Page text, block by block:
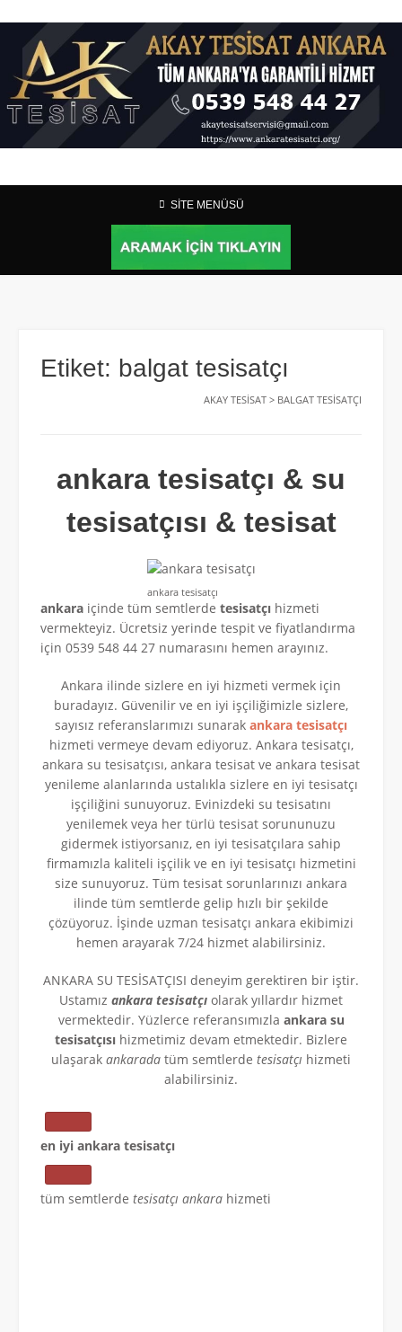
SİTE MENÜSÜ
Etiket: balgat tesisatçı
AKAY TESISAT > BALGAT TESISATÇI
ankara tesisatçı & su
tesisatçısı & tesisat
ankara tesisatçı
ankara içinde tüm semtlerde tesisatçı hizmeti
vermekteyiz. Ücretsiz yerinde tespit ve fiyatlandırma
için 0539 548 44 27 numarasını hemen arayınız.
Ankara ilinde sizlere en iyi hizmeti vermek için
buradayız. Güvenilir ve en iyi işçiliğimizle sizlere,
sayısız referanslarımızı sunarak ankara tesisatçı
hizmeti vermeye devam ediyoruz. Ankara tesisatçı,
ankara su tesisatçısı, ankara tesisat ve ankara tesisat
yenileme alanlarında ustalıkla sizlere en iyi tesisatçı
işçiliğini sunuyoruz. Evinizdeki su tesisatını
yenilemek veya her türlü tesisat sorununuzu
gidermek istiyorsanız, en iyi tesisatçılara sahip
firmamızla kaliteli işçilik ve en iyi tesisatçı hizmetini
size sunuyoruz. Tüm tesisat sorunlarınızı ankara
ilinde tüm semtlerde gelip hızlı bir şekilde
çözüyoruz. İşinde uzman tesisatçı ankara ekibimizi
hemen arayarak 7/24 hizmet alabilirsiniz.
ANKARA SU TESİSATÇISI deneyim gerektiren bir iştir.
Ustamız ankara tesisatçı olarak yıllardır hizmet
vermektedir. Yüzlerce referansımızla ankara su
tesisatçısı hizmetimiz devam etmektedir. Bizlere
ulaşarak ankarada tüm semtlerde tesisatçı hizmeti
alabilirsiniz.
en iyi ankara tesisatçı
tüm semtlerde tesisatçı ankara hizmeti